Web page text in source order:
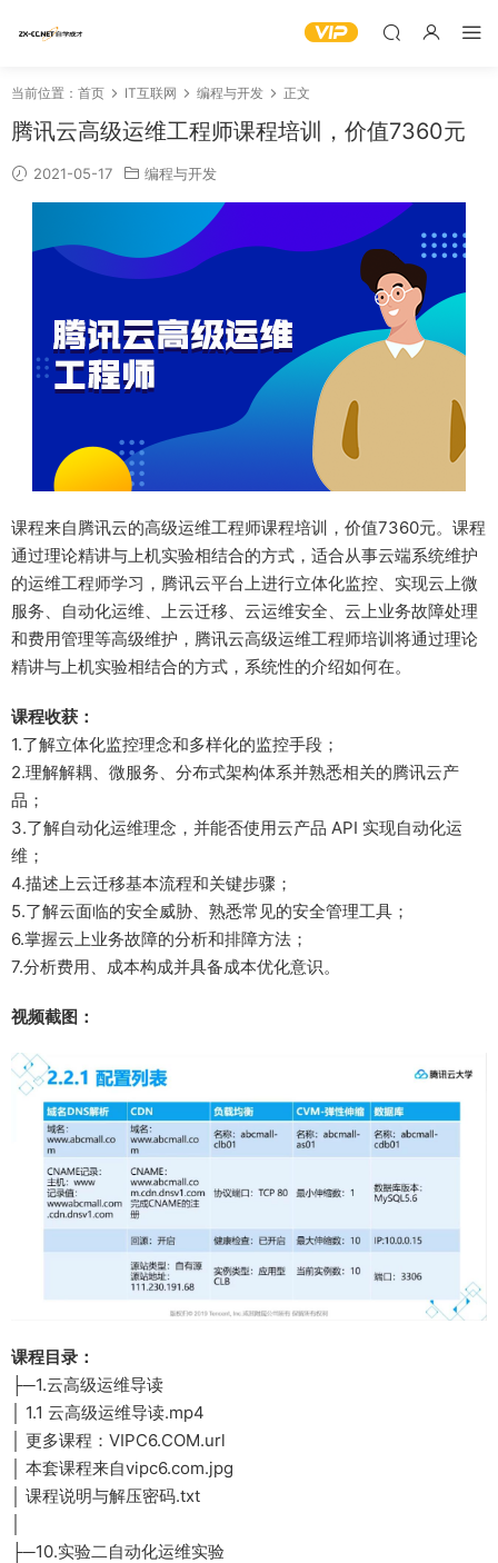
当前位置： 首页 IT互联网 编程与开发 正文
腾讯云高级运维工程师课程培训，价值7360元
2021-05-17 编程与开发
课程来自腾讯云的高级运维工程师课程培训，价值7360元。课程
通过理论精讲与上机实验相结合的方式，适合从事云端系统维护
的运维工程师学习，腾讯云平台上进行立体化监控、实现云上微
服务、自动化运维、上云迁移、云运维安全、云上业务故障处理
和费用管理等高级维护，腾讯云高级运维工程师培训将通过理论
精讲与上机实验相结合的方式，系统性的介绍如何在。
课程收获：
1.了解立体化监控理念和多样化的监控手段；
2.理解解耦、微服务、分布式架构体系并熟悉相关的腾讯云产
品；
3.了解自动化运维理念，并能否使用云产品 API 实现自动化运
维；
4.描述上云迁移基本流程和关键步骤；
5.了解云面临的安全威胁、熟悉常见的安全管理工具；
6.掌握云上业务故障的分析和排障方法；
7.分析费用、成本构成并具备成本优化意识。
视频截图：
课程目录：
├─1.云高级运维导读
│ 1.1 云高级运维导读.mp4
│ 更多课程：VIPC6.COM.url
│ 本套课程来自vipc6.com.jpg
│ 课程说明与解压密码.txt
├─10.实验二自动化运维实验